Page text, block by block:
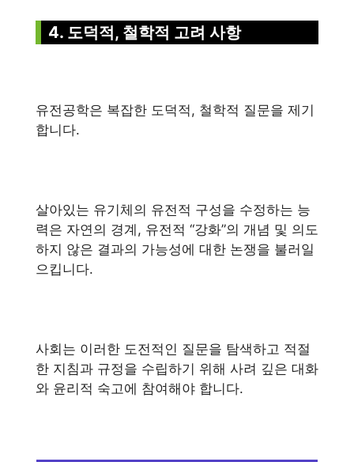
4. 도덕적, 철학적 고려 사항
유전공학은 복잡한 도덕적, 철학적 질문을 제기
합니다.
살아있는 유기체의 유전적 구성을 수정하는 능
력은 자연의 경계, 유전적 “강화”의 개념 및 의도
하지 않은 결과의 가능성에 대한 논쟁을 불러일
으킵니다.
사회는 이러한 도전적인 질문을 탐색하고 적절
한 지침과 규정을 수립하기 위해 사려 깊은 대화
와 윤리적 숙고에 참여해야 합니다.